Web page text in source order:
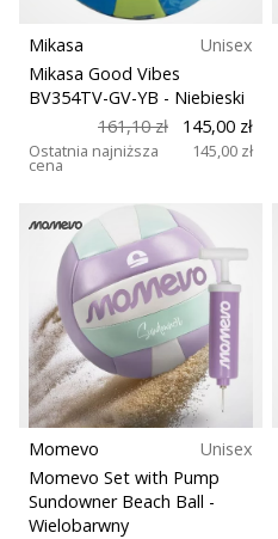
Mikasa
Unisex
Mikasa Good Vibes
BV354TV-GV-YB - Niebieski
161,10 zł
145,00 zł
Ostatnia najniższa
cena
145,00 zł
Momevo
Unisex
Momevo Set with Pump
Sundowner Beach Ball -
Wielobarwny